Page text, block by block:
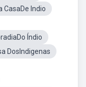
CasaDe Indio
Índio
DosIndigenas